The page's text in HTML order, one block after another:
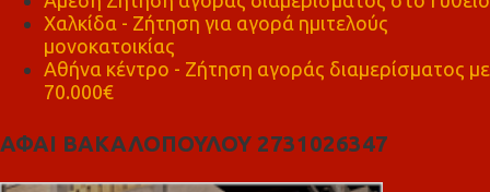
Χαλκίδα - Ζήτηση για αγορά ημιτελούς
μονοκατοικίας
Αθήνα κέντρο - Ζήτηση αγοράς διαμερίσματος με
70.000€
ΑΦΑΙ ΒΑΚΑΛΟΠΟΥΛΟΥ 2731026347